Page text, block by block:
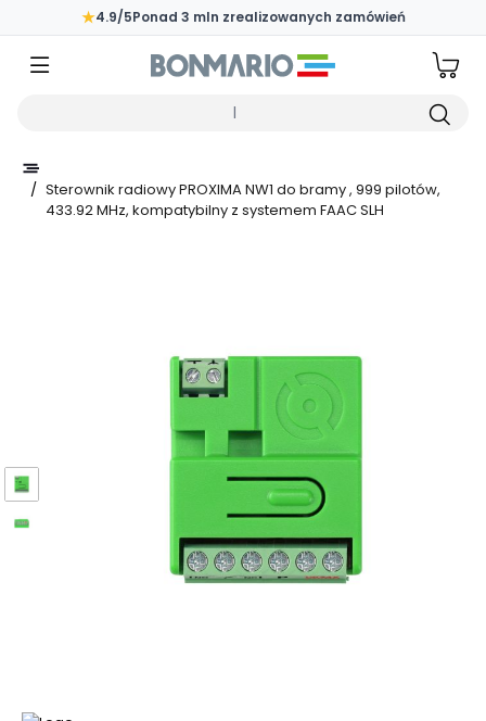
Przejdź do głównej zawartości strony
★4.9/5Ponad 3 mln zrealizowanych zamówień
/ Sterownik radiowy PROXIMA NW1 do bramy , 999 pilotów,
433.92 MHz, kompatybilny z systemem FAAC SLH